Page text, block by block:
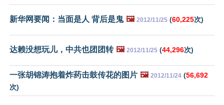
新华网要闻：当面是人 背后是鬼 🖼️ 2012/11/25 (60,225次)
达赖没想玩儿，中共也团团转 🖼️ 2012/11/25 (44,296次)
一张胡锦涛抱着炸药击鼓传花的图片 🖼️ 2012/11/24 (56,692
次)